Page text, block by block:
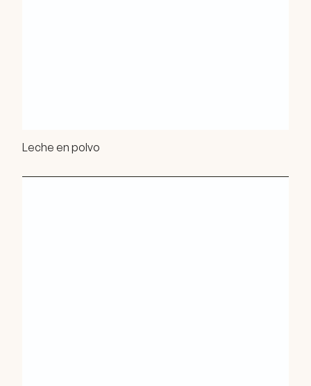
Leche en polvo